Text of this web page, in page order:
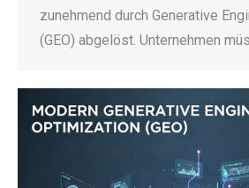
zunehmend durch Generative
(GEO) abgelöst. Unternehmen